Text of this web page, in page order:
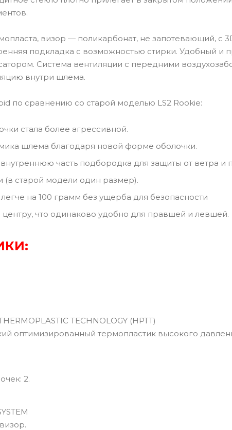
визор — поликарбонат, не запотевающий, с
подкладка с возможностью стирки. Удобный и
Система вентиляции с передними
внутри шлема.
по сравнению со старой моделью LS2 Rookie:
стала более агрессивной.
шлема благодаря новой форме оболочки.
часть подбородка для защиты от ветра и
(в старой модели один размер).
на 100 грамм без ущерба для безопасности
центру, что одинаково удобно для правшей и левшей.
TECHNOLOGY (HPTT)
оптимизированный термопластик высокого
2.